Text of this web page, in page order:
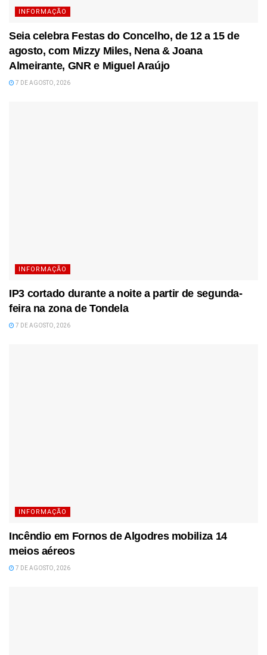
INFORMAÇÃO
Seia celebra Festas do Concelho, de 12 a 15 de
agosto, com Mizzy Miles, Nena & Joana
Almeirante, GNR e Miguel Araújo
7 DE AGOSTO, 2026
INFORMAÇÃO
IP3 cortado durante a noite a partir de segunda-
feira na zona de Tondela
7 DE AGOSTO, 2026
INFORMAÇÃO
Incêndio em Fornos de Algodres mobiliza 14
meios aéreos
7 DE AGOSTO, 2026